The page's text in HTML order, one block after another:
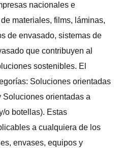
nacionales e
materiales, films, láminas,
de envasado, sistemas de
que contribuyen al
sostenibles. El
Soluciones orientadas
orientadas a
o botellas). Estas
a cualquiera de los
envases, equipos y